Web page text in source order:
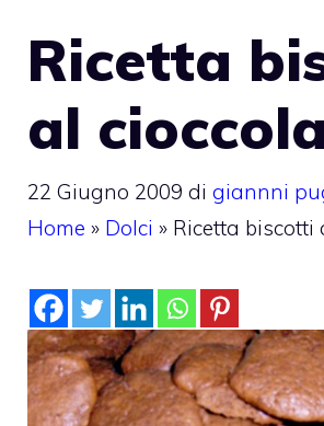
Ricetta
al
22 Giugno 2009 di giannni
Home » Dolci » Ricetta biscotti